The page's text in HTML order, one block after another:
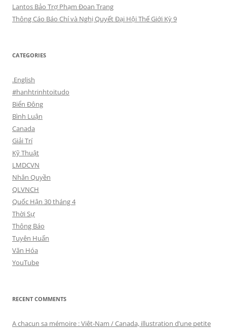
Lantos Bảo Trợ Phạm Đoan Trang
Thông Cáo Báo Chí và Nghị Quyết Đại Hội Thế Giới Kỳ 9
CATEGORIES
.English
#hanhtrinhtoitudo
Biển Đông
Bình Luận
Canada
Giải Trí
Kỹ Thuật
LMDCVN
Nhân Quyền
QLVNCH
Quốc Hận 30 tháng 4
Thời Sự
Thông Báo
Tuyên Huấn
Văn Hóa
YouTube
RECENT COMMENTS
A chacun sa mémoire : Viêt-Nam / Canada, illustration d’une petite